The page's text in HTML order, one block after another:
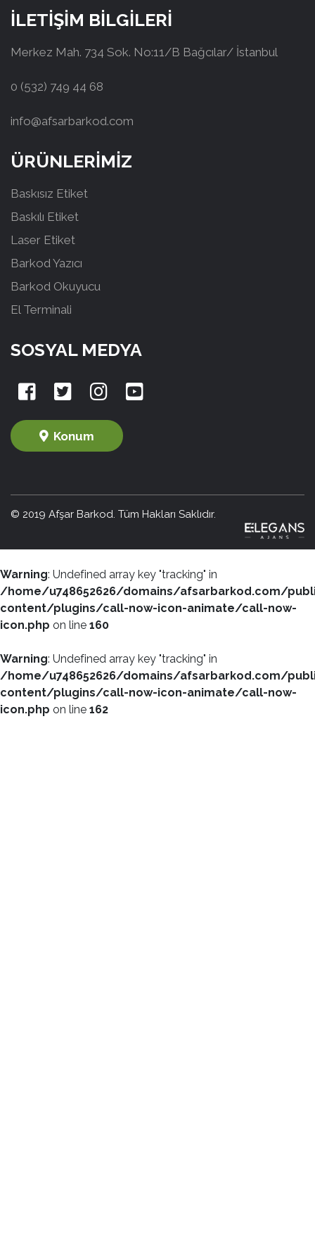
İLETİŞİM BİLGİLERİ
Merkez Mah. 734 Sok. No:11/B Bağcılar/ İstanbul
0 (532) 749 44 68
info@afsarbarkod.com
ÜRÜNLERİMİZ
Baskısız Etiket
Baskılı Etiket
Laser Etiket
Barkod Yazıcı
Barkod Okuyucu
El Terminali
SOSYAL MEDYA
Konum
© 2019 Afşar Barkod. Tüm Hakları Saklıdır.
Warning: Undefined array key "tracking" in
/home/u748652626/domains/afsarbarkod.com/
content/plugins/call-now-icon-animate/call-now-
icon.php on line 160
Warning: Undefined array key "tracking" in
/home/u748652626/domains/afsarbarkod.com/
content/plugins/call-now-icon-animate/call-now-
icon.php on line 162